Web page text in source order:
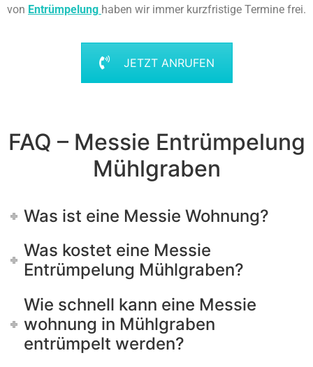
von Entrümpelung haben wir immer kurzfristige Termine frei.
JETZT ANRUFEN
FAQ – Messie Entrümpelung
Mühlgraben
Was ist eine Messie Wohnung?
Was kostet eine Messie
Entrümpelung Mühlgraben?
Wie schnell kann eine Messie
wohnung in Mühlgraben
entrümpelt werden?